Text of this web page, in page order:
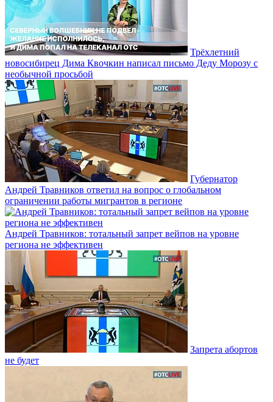
Трёхлетний
новосибирец Дима Квочкин написал письмо Деду Морозу с
необычной просьбой
Губернатор
Андрей Травников ответил на вопрос о глобальном
ограничении работы мигрантов в регионе
Андрей Травников: тотальный запрет вейпов на уровне
региона не эффективен
Запрета абортов
не будет